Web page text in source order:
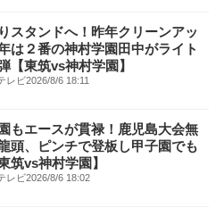
スタンドへ！昨年クリーンアッ
は２番の神村学園田中がライト
【東筑vs神村学園】
レビ2026/8/6 18:11
もエースが貫禄！鹿児島大会無
頭、ピンチで登板し甲子園でも
筑vs神村学園】
レビ2026/8/6 18:02